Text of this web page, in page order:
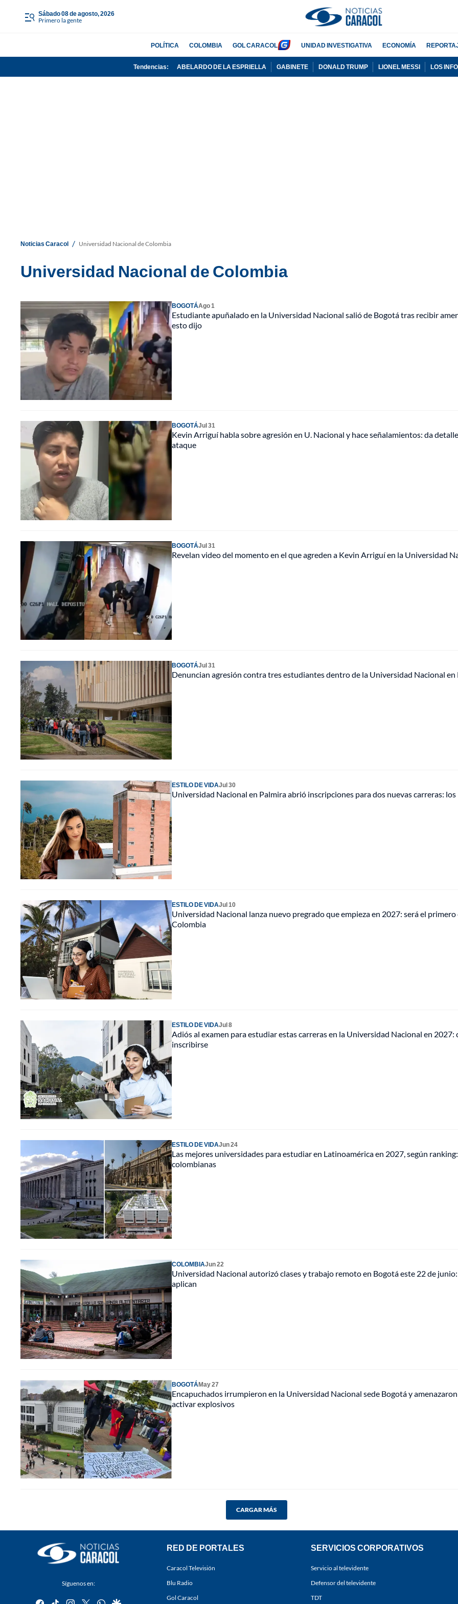
sábado 08 de agosto, 2026
Primero la gente
POLÍTICA COLOMBIA GOL CARACOL UNIDAD INVESTIGATIVA ECONOMÍA
Tendencias: ABELARDO DE LA ESPRIELLA GABINETE DONALD TRUMP LIONEL MESSI LOS
Noticias Caracol / Universidad Nacional de Colombia
Universidad Nacional de Colombia
BOGOTÁAgo 1
Estudiante apuñalado en la Universidad Nacional salió de Bogotá tras recibir
esto dijo
BOGOTÁJul 31
Kevin Arriguí habla sobre agresión en U. Nacional y hace señalamientos: da
ataque
BOGOTÁJul 31
Revelan video del momento en el que agreden a Kevin Arriguí en la Universidad
BOGOTÁJul 31
Denuncian agresión contra tres estudiantes dentro de la Universidad Nacional en
ESTILO DE VIDAJul 30
Universidad Nacional en Palmira abrió inscripciones para dos nuevas carreras:
ESTILO DE VIDAJul 10
Universidad Nacional lanza nuevo pregrado que empieza en 2027: será el primero
Colombia
ESTILO DE VIDAJul 8
Adiós al examen para estudiar estas carreras en la Universidad Nacional en 2027:
inscribirse
ESTILO DE VIDAJun 24
Las mejores universidades para estudiar en Latinoamérica en 2027, según
colombianas
COLOMBIAJun 22
Universidad Nacional autorizó clases y trabajo remoto en Bogotá este 22 de
aplican
BOGOTÁMay 27
Encapuchados irrumpieron en la Universidad Nacional sede Bogotá y
activar explosivos
CARGAR MÁS
Síguenos en:
facebook
tiktok instagram
twitterwhatsapp
google
RED DE PORTALES
Caracol Televisión
Blu Radio
Gol Caracol
SERVICIOS CORPORATIVOS
Servicio al televidente
Defensor del televidente
TDT